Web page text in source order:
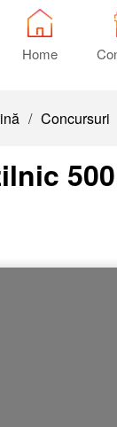
Home
/ Concursuri